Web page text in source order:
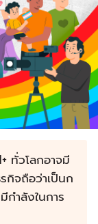
ทั่วโลกอาจมี
กิจถือว่าเป็นก
ำลังในการ